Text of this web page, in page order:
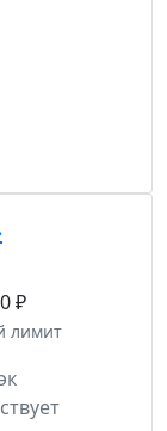
₽
лимит